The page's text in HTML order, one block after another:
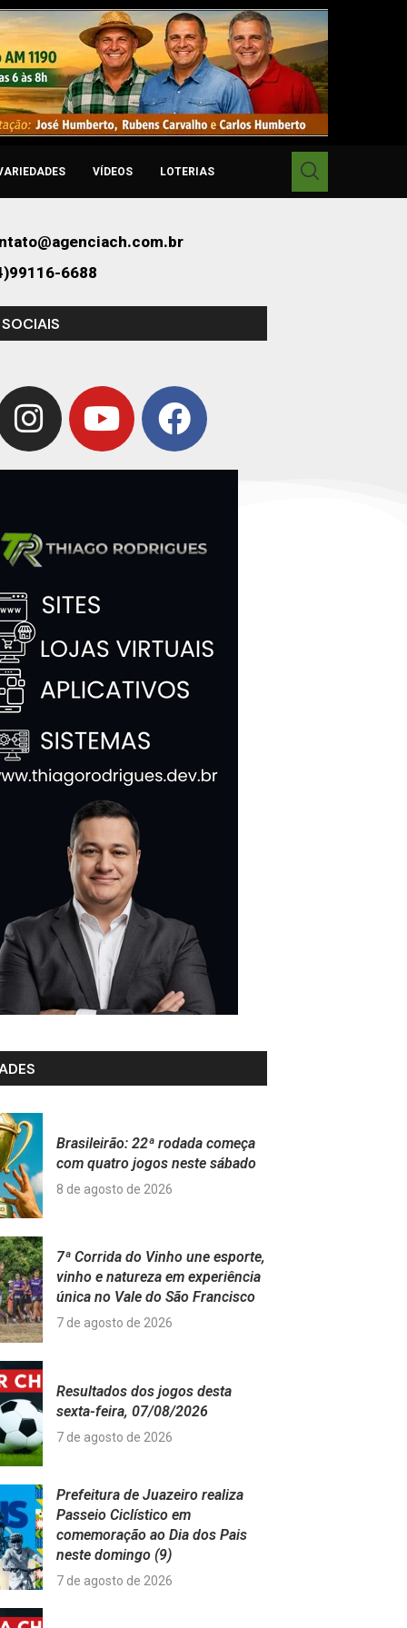
VÍDEOS LOTERIAS
6688
Brasileirão: 22ª rodada começa
com quatro jogos neste sábado
8 de agosto de 2026
7ª Corrida do Vinho une esporte,
vinho e natureza em experiência
única no Vale do São Francisco
7 de agosto de 2026
Resultados dos jogos desta
sexta-feira, 07/08/2026
7 de agosto de 2026
Prefeitura de Juazeiro realiza
Passeio Ciclístico em
comemoração ao Dia dos Pais
neste domingo (9)
7 de agosto de 2026